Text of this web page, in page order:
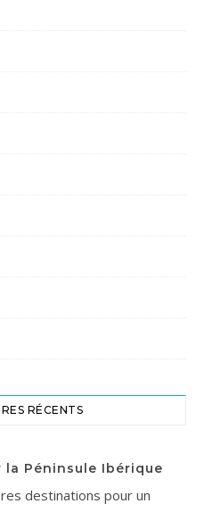
RÉCENTS
la Péninsule Ibérique
destinations pour un